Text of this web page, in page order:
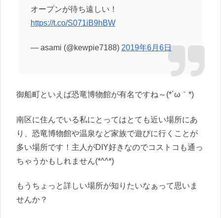
オープンが待ち遠しい！
https://t.co/S071iB9hBW
— asami (@kewpie7188) 2019年6月6日
御船町といえば恐竜博物館が有名ですね～(*´ω｀*)
南区に住んでいる私にとってはとても近い場所にあ
り、恐竜博物館や温泉など家族で遊びに行くことが
多い場所です！主人がDIY好きなのでコストコも通っ
ちゃうかもしれません(*^^*)
もうちょっと詳しい場所が知りたいなぁって思いま
せんか？